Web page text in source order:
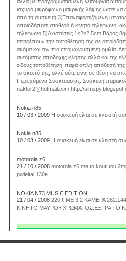
αλλά με προγραμματισμένη λειτουργία
ισχυρό μικρόφωνο μακρινής λήψης ώστε να
από τη συσκευή.3)Επαναφορτιζόμενη
οποιοδήποτε σταθερό ή κινητό τηλέφωνο,
τηλέφωνο.5)Διαστάσεις 1x2x2.5cm.Βάρος
επιτρέπουν την τοποθέτησή της σε
ακόμα και την πιο απομακρυσμένη ομιλία.
αυτόματης αποδοχής κλήσης αλλά και της
είδους τοποθέτηση, παρά απλή απόθεσή της
το σκοπό της, αλλά ούτε είναι σε θέση να
Περιεχόμενα Συσκευασίας: Συσκευή
naktor2@hotmail.com http://
Νokia n85
10 / 03 / 2009 Η συσκευή είναι σε κλειστή
Νokia n85
10 / 03 / 2009 Η συσκευή είναι σε κλειστή
motorola z6
21 / 10 / 2008 motorola z6 me to kouti tou
pwleitai 130e
ΝΟΚΙΑ Ν73 MUSIC EDITION
21 / 04 / 2008 220 € ΜΕ 3,2 ΚΑΜΕΡΑ
ΚΙΝΗΤΟ ΜΑΥΡΟΥ ΧΡΩΜΑΤΟΣ.ΕΞΤΡΑ ΤΟ